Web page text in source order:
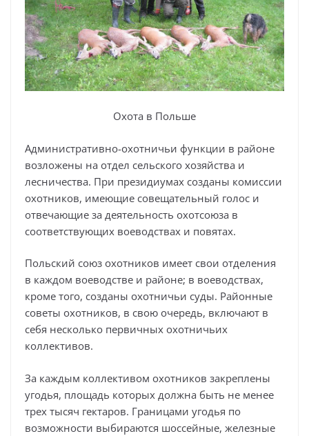
Охота в Польше
Административно-охотничьи функции в районе
возложены на отдел сельского хозяйства и
лесничества. При президиумах созданы комиссии
охотников, имеющие совещательный голос и
отвечающие за деятельность охотсоюза в
соответствующих воеводствах и повятах.
Польский союз охотников имеет свои отделения
в каждом воеводстве и районе; в воеводствах,
кроме того, созданы охотничьи суды. Районные
советы охотников, в свою очередь, включают в
себя несколько первичных охотничьих
коллективов.
За каждым коллективом охотников закреплены
угодья, площадь которых должна быть не менее
трех тысяч гектаров. Границами угодья по
возможности выбираются шоссейные, железные